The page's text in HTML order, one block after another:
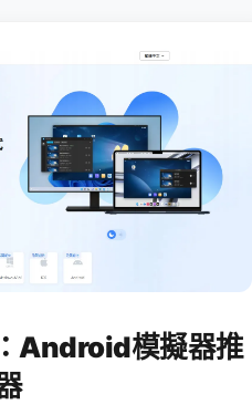
Android模擬器推